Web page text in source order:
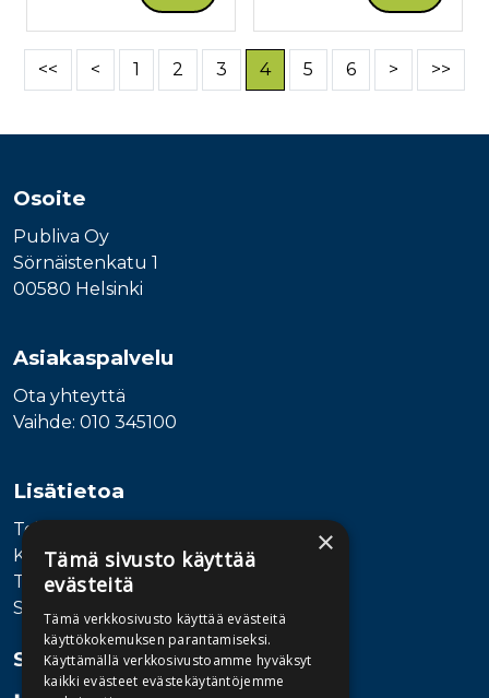
<< < 1 2 3 4 5 6 > >>
Osoite
Publiva Oy
Sörnäistenkatu 1
00580 Helsinki
Asiakaspalvelu
Ota yhteyttä
Vaihde: 010 345100
Lisätietoa
Toimitusehdot
Käyttöohjeet
Tietosuojaseloste
Saavutettavuusseloste
Seuraa meitä
×
Tämä sivusto käyttää
evästeitä
Tämä verkkosivusto käyttää evästeitä
käyttökokemuksen parantamiseksi.
Käyttämällä verkkosivustoamme hyväksyt
kaikki evästeet evästekäytäntöjemme